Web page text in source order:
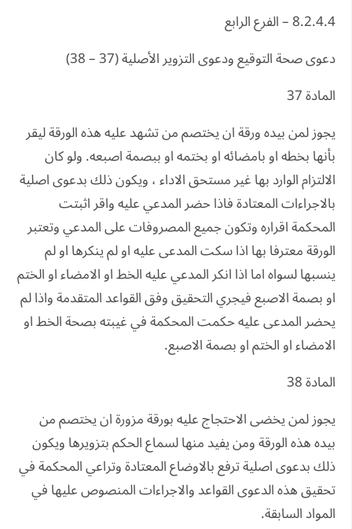
8.2.4.4 – الفرع الرابع
دعوى صحة التوقيع ودعوى التزوير الأصلية (37 – 38)
المادة 37
يجوز لمن بيده ورقة ان يختصم من تشهد عليه هذه الورقة ليقر
بأنها بخطه او بامضائه او بختمه او ببصمة اصبعه. ولو كان
الالتزام الوارد بها غير مستحق الاداء ، ويكون ذلك بدعوى اصلية
بالاجراءات المعتادة فاذا حضر المدعي عليه واقر اثبتت
المحكمة اقراره وتكون جميع المصروفات على المدعي وتعتبر
الورقة معترفا بها اذا سكت المدعى عليه او لم ينكرها او لم
ينسبها لسواه اما اذا انكر المدعي عليه الخط او الامضاء او الختم
او بصمة الاصبع فيجري التحقيق وفق القواعد المتقدمة واذا لم
يحضر المدعى عليه حكمت المحكمة في غيبته بصحة الخط او
الامضاء او الختم او بصمة الاصبع.
المادة 38
يجوز لمن يخضى الاحتجاج عليه بورقة مزورة ان يختصم من
بيده هذه الورقة ومن يفيد منها لسماع الحكم بتزويرها ويكون
ذلك بدعوى اصلية ترفع بالاوضاع المعتادة وتراعي المحكمة في
تحقيق هذه الدعوى القواعد والاجراءات المنصوص عليها في
المواد السابقة.